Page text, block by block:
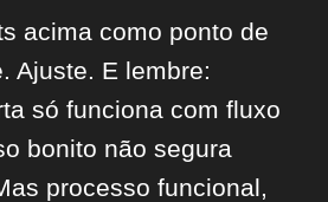
acima como ponto de
Ajuste. E lembre:
só funciona com fluxo
bonito não segura
processo funcional,